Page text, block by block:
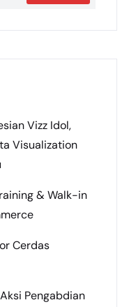
Vizz Idol,
Visualization
& Walk-in
Cerdas
Pengabdian